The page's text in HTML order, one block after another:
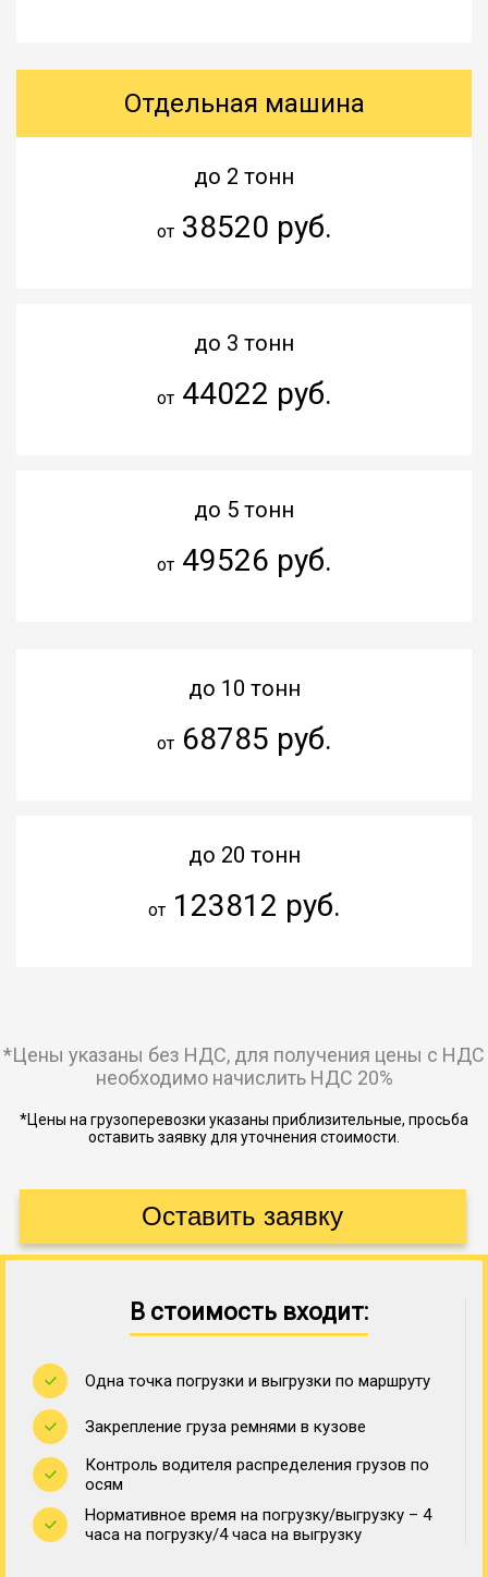
Отдельная машина
до 2 тонн
от38520 руб.
до 3 тонн
от44022 руб.
до 5 тонн
от49526 руб.
до 10 тонн
от68785 руб.
до 20 тонн
от123812 руб.
*Цены указаны без НДС, для получения цены с НДС
необходимо начислить НДС 20%
*Цены на грузоперевозки указаны приблизительные, просьба
оставить заявку для уточнения стоимости.
В стоимость входит:
Одна точка погрузки и выгрузки по маршруту
Закрепление груза ремнями в кузове
Контроль водителя распределения грузов по
осям
Нормативное время на погрузку/выгрузку – 4
часа на погрузку/4 часа на выгрузку